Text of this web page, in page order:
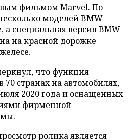
фильмом Marvel. По
моделей BMW
а специальная версия BMW
на красной дорожке
что функция
70 странах на автомобилях,
2020 года и оснащенных
фирменной
ролика является